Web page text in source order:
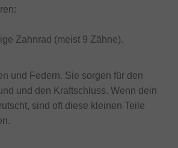
Zahnrad (meist 9 Zähne).
und Federn. Sie sorgen für den
und den Kraftschluss. Wenn dein
sind oft diese kleinen Teile